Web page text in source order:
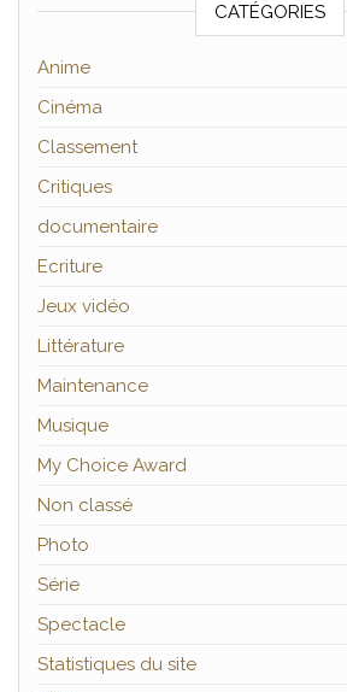
CATÉGORIES
Anime
Cinéma
Classement
Critiques
documentaire
Ecriture
Jeux vidéo
Littérature
Maintenance
Musique
My Choice Award
Non classé
Photo
Série
Spectacle
Statistiques du site